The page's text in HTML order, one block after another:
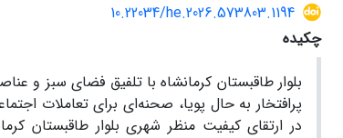
10.22034/he.2026.573803.1194
چکیده
بلوار طاقبستان کرمانشاه با تلفیق فضای سبز و
پرافتخار به حال پویا، صحنه‌ای برای تعاملات
در ارتقای کیفیت منظر شهری بلوار طاقبستان